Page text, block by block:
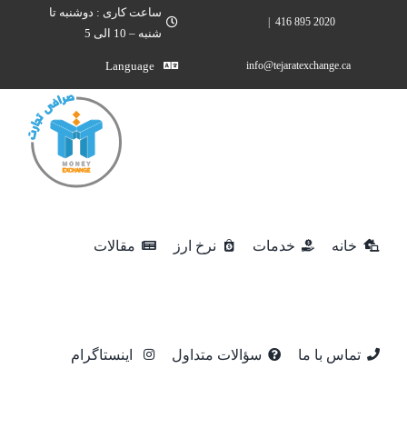
2020 895 416
info@tejaratexchange.ca
ساعت کاری : دوشنبه تا
شنبه – 10 الی 5
Language
خانه خدمات نرخ ارز مقالات
تماس با ما سؤالات متداول اینستاگرام